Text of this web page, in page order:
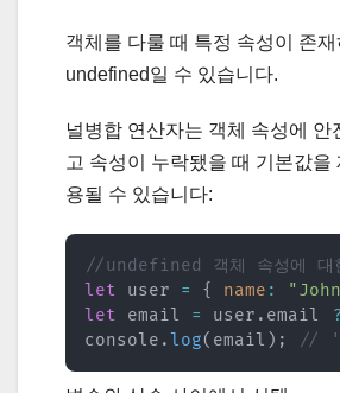
객체를 다룰 때 특정 속성이 존
undefined일 수 있습니다.
널병합 연산자는 객체 속성에 안
고 속성이 누락됐을 때 기본값을
용될 수 있습니다:
//undefined 객체 속성에 대
let user = { name :
let email = user . email
console .log( email ) ; //